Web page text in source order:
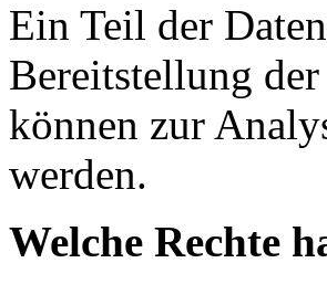
Ein Teil der
Bereitstellung
können zur
werden.
Welche Rechte